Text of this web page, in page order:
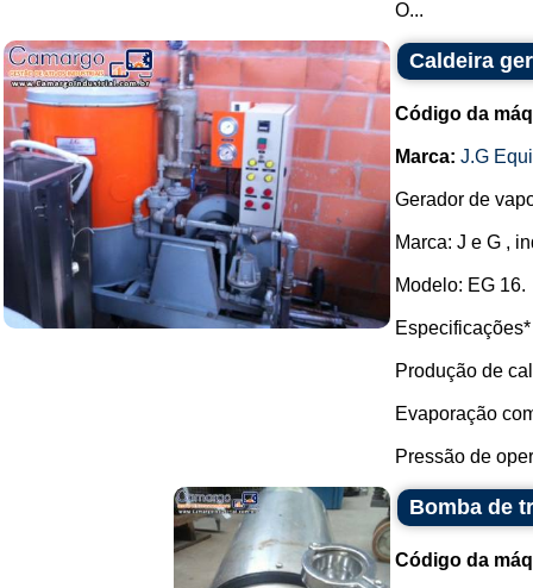
O...
Caldeira
Código da
Marca: J.G
Gerador de
Marca: J e G ,
Modelo: EG 16.
Especificações*
Produção de
Evaporação
Pressão de
Bomba de
Código da